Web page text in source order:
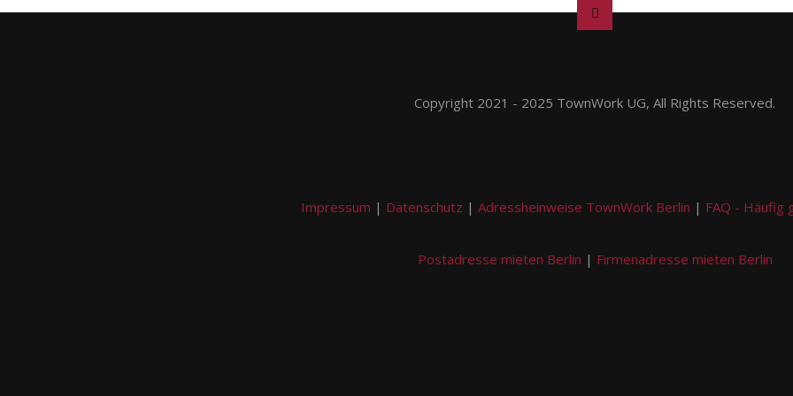
Copyright 2021 - 2025 TownWork UG, All Rights Reserved.
Impressum | Datenschutz | Adressheinweise TownWork Berlin | FAQ - Häufig
Postadresse mieten Berlin | Firmenadresse mieten Berlin